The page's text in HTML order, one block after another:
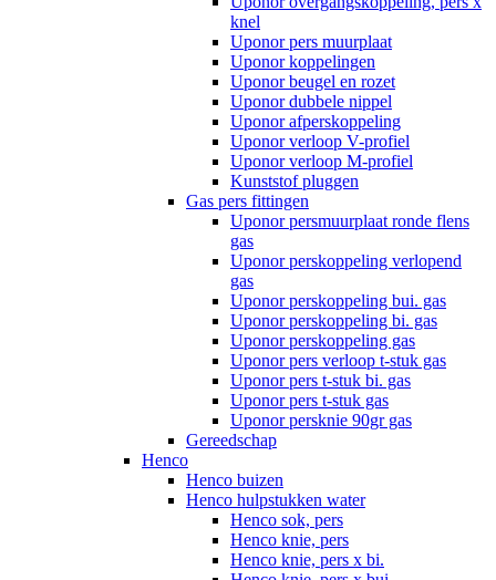
knel
Uponor pers muurplaat
Uponor koppelingen
Uponor beugel en rozet
Uponor dubbele nippel
Uponor afperskoppeling
Uponor verloop V-profiel
Uponor verloop M-profiel
Kunststof pluggen
Gas pers fittingen
Uponor persmuurplaat ronde flens
gas
Uponor perskoppeling verlopend
gas
Uponor perskoppeling bui. gas
Uponor perskoppeling bi. gas
Uponor perskoppeling gas
Uponor pers verloop t-stuk gas
Uponor pers t-stuk bi. gas
Uponor pers t-stuk gas
Uponor persknie 90gr gas
Gereedschap
Henco
Henco buizen
Henco hulpstukken water
Henco sok, pers
Henco knie, pers
Henco knie, pers x bi.